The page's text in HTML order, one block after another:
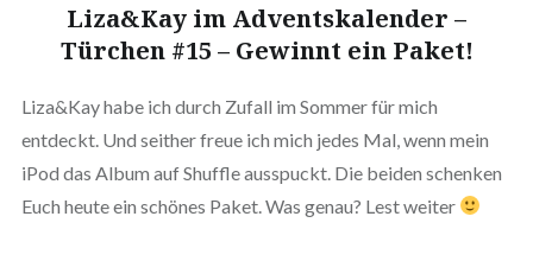
Liza&Kay im Adventskalender –
Türchen #15 – Gewinnt ein Paket!
Liza&Kay habe ich durch Zufall im Sommer für mich
entdeckt. Und seither freue ich mich jedes Mal, wenn mein
iPod das Album auf Shuffle ausspuckt. Die beiden schenken
Euch heute ein schönes Paket. Was genau? Lest weiter